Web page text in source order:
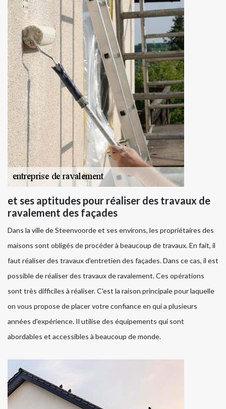
et ses aptitudes pour réaliser des travaux de
ravalement des façades
Dans la ville de Steenvoorde et ses environs, les propriétaires des
maisons sont obligés de procéder à beaucoup de travaux. En fait, il
faut réaliser des travaux d'entretien des façades. Dans ce cas, il est
possible de réaliser des travaux de ravalement. Ces opérations
sont très difficiles à réaliser. C'est la raison principale pour laquelle
on vous propose de placer votre confiance en qui a plusieurs
années d'expérience. Il utilise des équipements qui sont
abordables et accessibles à beaucoup de monde.